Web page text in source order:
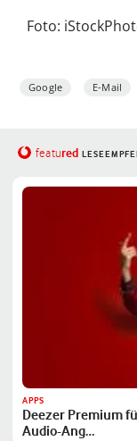
Foto:
Google E-Mail
featured
APPS
Deezer Premium
Audio-Ang…